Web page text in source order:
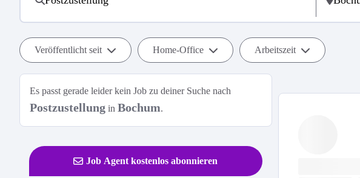
Veröffentlicht seit Home-Office Arbeitszeit
Es passt gerade leider kein Job zu deiner Suche nach
Postzustellung in Bochum.
Job Agent kostenlos abonnieren